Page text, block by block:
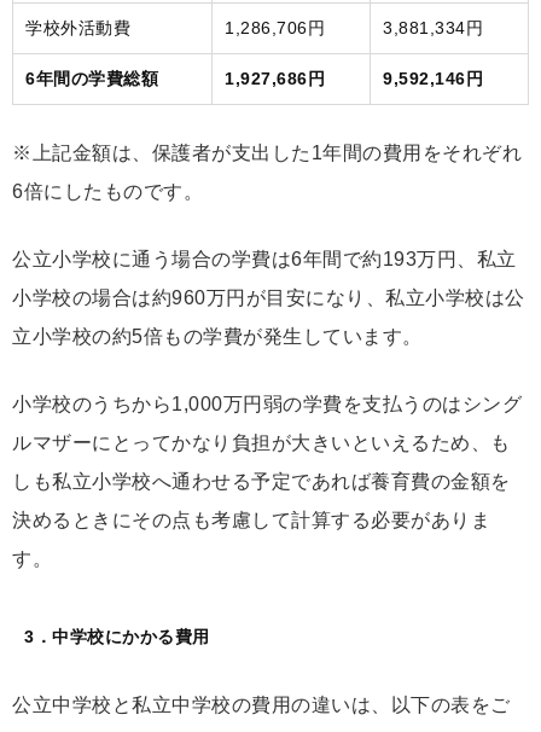
学校外活動費 1,286,706円 3,881,334円
6年間の学費総額 1,927,686円 9,592,146円
※上記金額は、保護者が支出した1年間の費用をそれぞれ
6倍にしたものです。
公立小学校に通う場合の学費は6年間で約193万円、私立
小学校の場合は約960万円が目安になり、私立小学校は公
立小学校の約5倍もの学費が発生しています。
小学校のうちから1,000万円弱の学費を支払うのはシング
ルマザーにとってかなり負担が大きいといえるため、も
しも私立小学校へ通わせる予定であれば養育費の金額を
決めるときにその点も考慮して計算する必要がありま
す。
3．中学校にかかる費用
公立中学校と私立中学校の費用の違いは、以下の表をご